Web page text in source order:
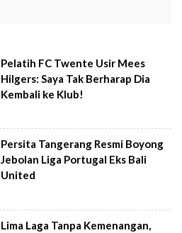
Pelatih FC Twente Usir Mees
Hilgers: Saya Tak Berharap Dia
Kembali ke Klub!
Persita Tangerang Resmi Boyong
Jebolan Liga Portugal Eks Bali
United
Lima Laga Tanpa Kemenangan,